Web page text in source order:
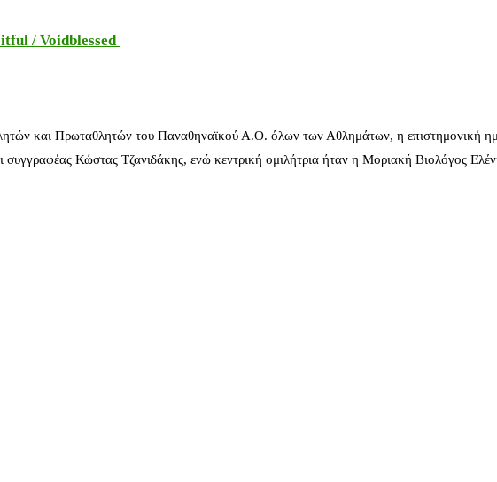
/ Voidblessed
και Πρωταθλητών του Παναθηναϊκού Α.Ο. όλων των Αθλημάτων, η επιστημονική
Κώστας Τζανιδάκης, ενώ κεντρική ομιλήτρια ήταν η Μοριακή Βιολόγος